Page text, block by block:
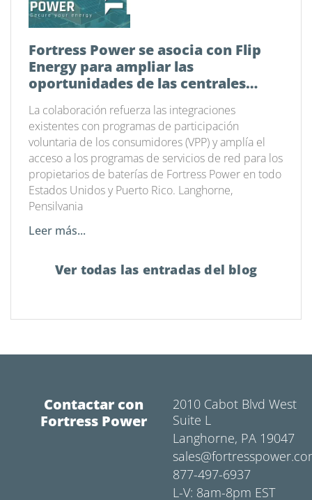
Fortress Power se asocia con Flip
Energy para ampliar las
oportunidades de las centrales
eléctricas virtuales en todo el país
La colaboración refuerza las integraciones
existentes con programas de participación
voluntaria de los consumidores (VPP) y amplía el
acceso a los programas de servicios de red para los
propietarios de baterías de Fortress Power en todo
Estados Unidos y Puerto Rico. Langhorne,
Pensilvania
Leer más...
Ver todas las entradas del blog
Contactar con
Fortress Power
2010 Cabot Blvd West
Suite L
Langhorne, PA 19047
877-497-6937
L-V: 8am-8pm EST